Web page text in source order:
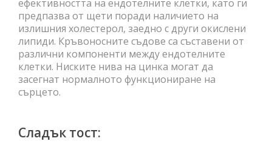
ефективността на ендотелните клетки, като ги
предпазва от щети поради наличието на
излишния холестерол, заедно с други окислени
липиди. Кръвоносните съдове са съставени от
различни компоненти между ендотелните
клетки. Ниските нива на цинка могат да
засегнат нормалното функциониране на
сърцето.
Сладък тост: